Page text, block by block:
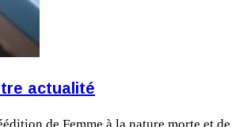
actualité